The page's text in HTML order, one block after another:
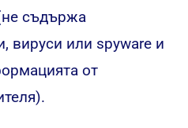
съдържа
вируси или spyware и
от